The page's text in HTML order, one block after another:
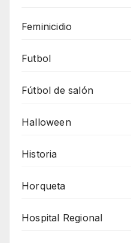
Feminicidio
Futbol
Fútbol de salón
Halloween
Historia
Horqueta
Hospital Regional